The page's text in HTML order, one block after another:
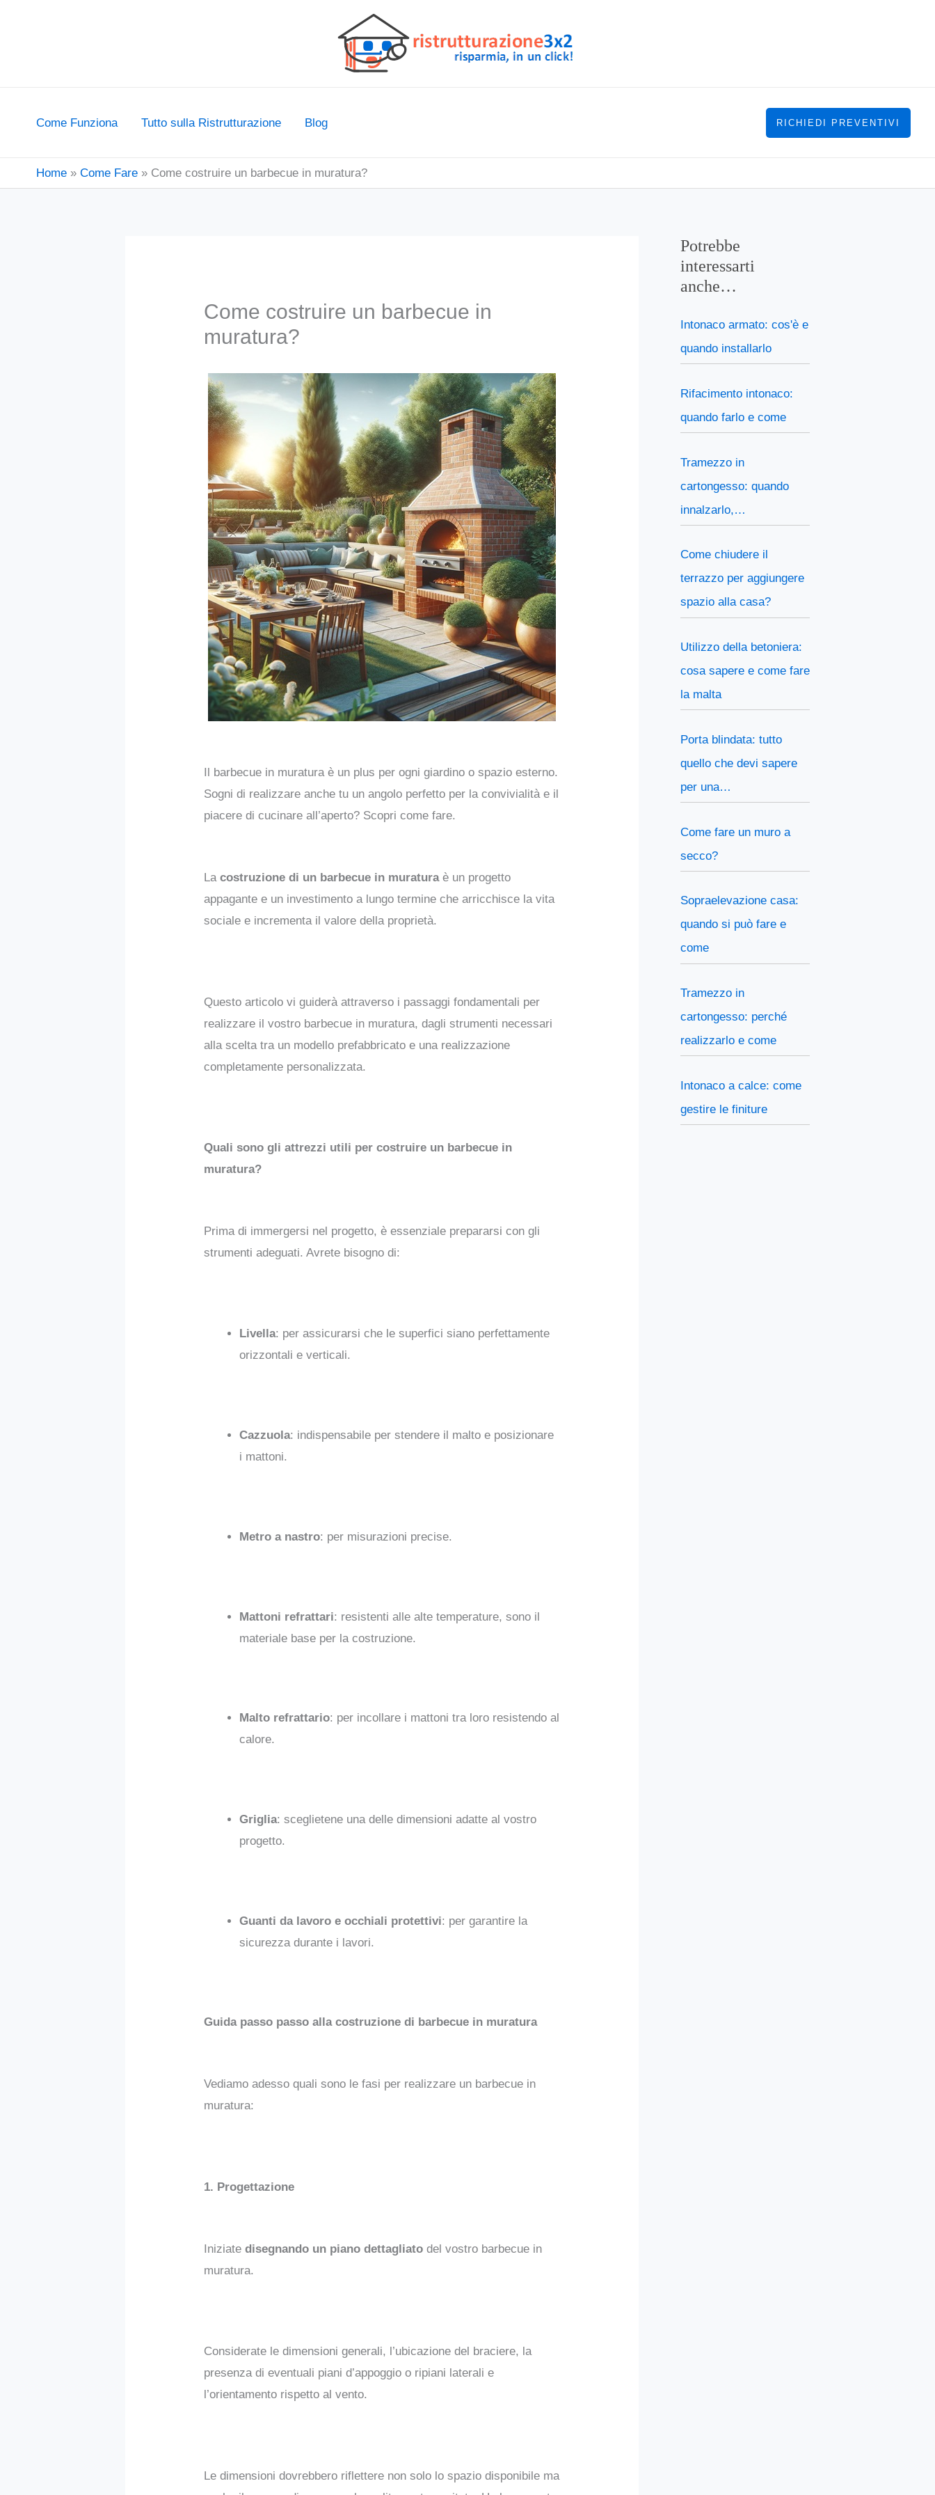
Come Funziona Tutto sulla Ristrutturazione Blog RICHIEDI PREVENTIVI
Home Come Fare Come costruire un barbecue in muratura?
Come costruire un barbecue in
muratura?
Il barbecue in muratura è un plus per ogni giardino o spazio esterno.
Sogni di realizzare anche tu un angolo perfetto per la convivialità e il
piacere di cucinare all’aperto? Scopri come fare.
Lacostruzione di un barbecue in muraturaè un progetto
appagante e un investimento a lungo termine che arricchisce la vita
sociale e incrementa il valore della proprietà.
Questo articolo vi guiderà attraverso i passaggi fondamentali per
realizzare il vostro barbecue in muratura, dagli strumenti necessari
alla scelta tra un modello prefabbricato e una realizzazione
completamente personalizzata.
Quali sono gli attrezzi utili per costruire un barbecue in
muratura?
Prima di immergersi nel progetto, è essenziale prepararsi con gli
strumenti adeguati. Avrete bisogno di:
Livella: per assicurarsi che le superfici siano perfettamente
orizzontali e verticali.
Cazzuola: indispensabile per stendere il malto e posizionare
i mattoni.
Metro a nastro: per misurazioni precise.
Mattoni refrattari: resistenti alle alte temperature, sono il
materiale base per la costruzione.
Malto refrattario: per incollare i mattoni tra loro resistendo al
calore.
Griglia: sceglietene una delle dimensioni adatte al vostro
progetto.
Guanti da lavoro e occhiali protettivi: per garantire la
sicurezza durante i lavori.
Guida passo passo alla costruzione di barbecue in muratura
Vediamo adesso quali sono le fasi per realizzare un barbecue in
muratura:
1. Progettazione
Iniziatedisegnando un piano dettagliato del vostro barbecue in
muratura.
Considerate le dimensioni generali, l’ubicazione del braciere, la
presenza di eventuali piani d’appoggio o ripiani laterali e
l’orientamento rispetto al vento.
Le dimensioni dovrebbero riflettere non solo lo spazio disponibile ma
Potrebbe
interessarti
anche…
Intonaco armato: cos'è e
quando installarlo
Rifacimento intonaco:
quando farlo e come
Tramezzo in
cartongesso: quando
innalzarlo,…
Come chiudere il
terrazzo per aggiungere
spazio alla casa?
Utilizzo della betoniera:
cosa sapere e come fare
la malta
Porta blindata: tutto
quello che devi sapere
per una…
Come fare un muro a
secco?
Sopraelevazione casa:
quando si può fare e
come
Tramezzo in
cartongesso: perché
realizzarlo e come
Intonaco a calce: come
gestire le finiture